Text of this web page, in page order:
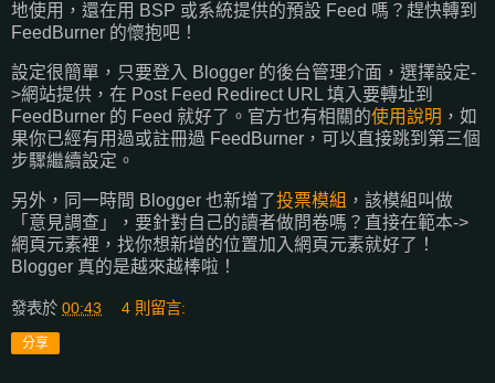
地使用，還在用 BSP 或系統提供的預設 Feed 嗎？趕快轉到
FeedBurner 的懷抱吧！
設定很簡單，只要登入 Blogger 的後台管理介面，選擇設定-
>網站提供，在 Post Feed Redirect URL 填入要轉址到
FeedBurner 的 Feed 就好了。官方也有相關的使用說明 ，如
果你已經有用過或註冊過 FeedBurner，可以直接跳到第三個
步驟繼續設定。
另外，同一時間 Blogger 也新增了投票模組 ，該模組叫做
「意見調查」，要針對自己的讀者做問卷嗎？直接在範本->
網頁元素裡，找你想新增的位置加入網頁元素就好了！
Blogger 真的是越來越棒啦！
發表於 00:43 4 則留言:
分享